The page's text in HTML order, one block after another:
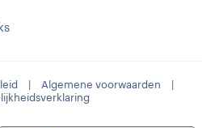
| Algemene voorwaarden
|